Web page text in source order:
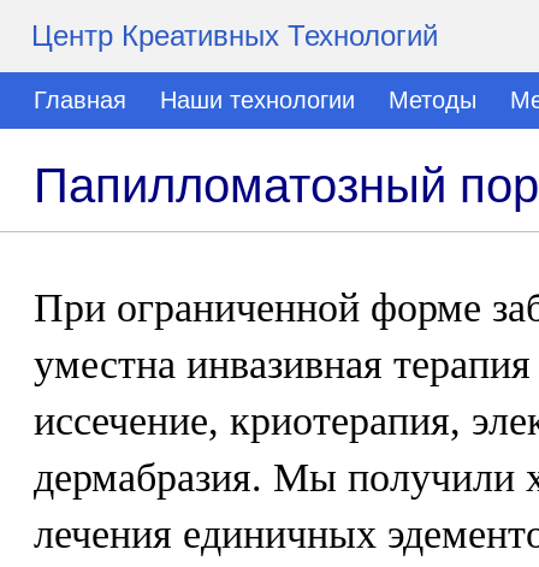
Центр Креативных Технологий
Главная Наши технологии Методы
Папилломатозный
При ограниченной форме
уместна инвазивная
иссечение, криотерапия,
дермабразия. Мы получили
лечения единичных